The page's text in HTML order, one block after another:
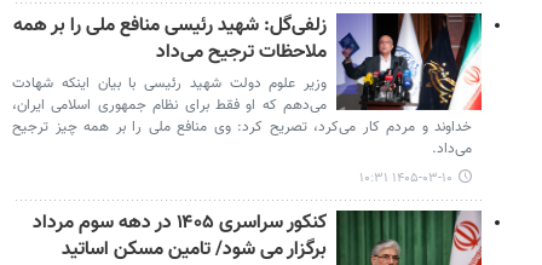
زلفی‌گل: شهید رئیسی منافع ملی را بر همه
ملاحظات ترجیح می‌داد
وزیر علوم دولت شهید رئیسی با بیان اینکه شهادت
می‌دهم که او فقط برای نظام جمهوری اسلامی ایران،
خداوند و مردم کار می‌کرد، تصریح کرد: وی منافع ملی را بر همه چیز ترجیح
می‌داد.
۱۴۰۵-۰۳-۱۰ ۱۰:۳۱
کنکور سراسری ۱۴۰۵ در دهه سوم مرداد
برگزار می شود/ تامین مسکن اساتید